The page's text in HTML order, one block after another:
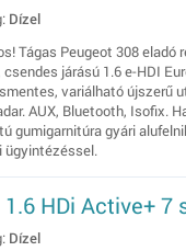
Dízel
Tágas Peugeot 308 eladó
járású 1.6 e-HDI
variálható újszerű
AUX, Bluetooth, Isofix.
gumigarnitúra gyári
ügyintézéssel.
HDi Active+ 7
Dízel